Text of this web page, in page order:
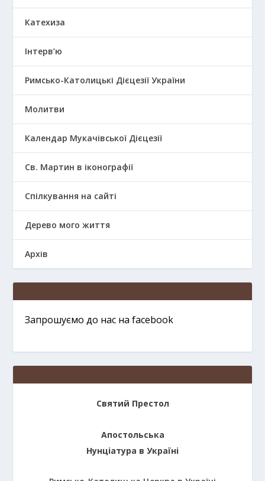
Катехиза
Інтерв’ю
Римсько-Католицькі Дієцезії України
Молитви
Календар Мукачівської Дієцезії
Св. Мартин в іконографії
Спілкування на сайті
Дерево мого життя
Архів
Запрошуємо до нас на facebook
Святий Престол
Апостольська
Нунціатура в Україні